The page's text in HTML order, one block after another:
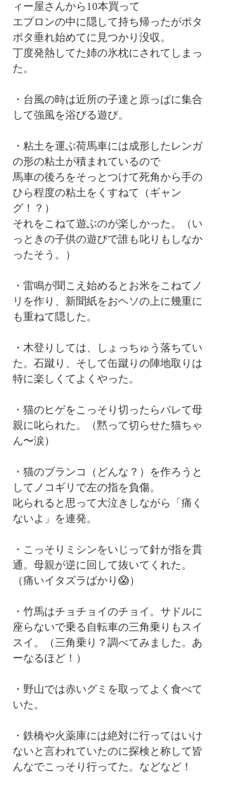
ィー屋さんから10本買って
エプロンの中に隠して持ち帰ったがポタ
ポタ垂れ始めてに見つかり没収。
丁度発熱してた姉の氷枕にされてしまっ
た。
・台風の時は近所の子達と原っぱに集合
して強風を浴びる遊び。
・粘土を運ぶ荷馬車には成形したレンガ
の形の粘土が積まれているので
馬車の後ろをそっとつけて死角から手の
ひら程度の粘土をくすねて（ギャン
グ！？）
それをこねて遊ぶのが楽しかった。（い
っときの子供の遊びで誰も叱りもしなか
ったそう。）
・雷鳴が聞こえ始めるとお米をこねてノ
リを作り、新聞紙をおヘソの上に幾重に
も重ねて隠した。
・木登りしては、しょっちゅう落ちてい
た。石蹴り、そして缶蹴りの陣地取りは
特に楽しくてよくやった。
・猫のヒゲをこっそり切ったらバレて母
親に叱られた。（黙って切らせた猫ちゃ
ん〜涙）
・猫のブランコ（どんな？）を作ろうと
してノコギリで左の指を負傷。
叱られると思って大泣きしながら「痛く
ないよ」を連発。
・こっそりミシンをいじって針が指を貫
通。母親が逆に回して抜いてくれた。
（痛いイタズラばかり😱）
・竹馬はチョチョイのチョイ。サドルに
座らないで乗る自転車の三角乗りもスイ
スイ。（三角乗り？調べてみました。あ
ーなるほど！）
・野山では赤いグミを取ってよく食べて
いた。
・鉄橋や火薬庫には絶対に行ってはいけ
ないと言われていたのに探検と称して皆
んなでこっそり行ってた。などなど！